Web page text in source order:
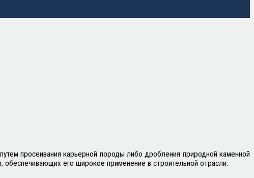
просеивания карьерной породы либо дробления природной каменной
обеспечивающих его широкое применение в строительной отрасли.